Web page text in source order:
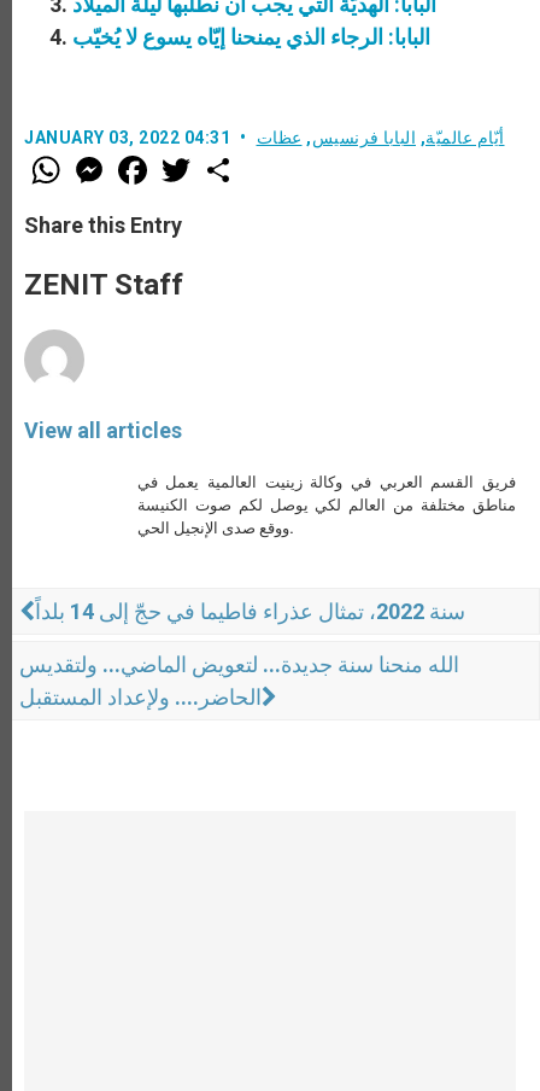
البابا: الرجاء الذي يمنحنا إيّاه يسوع لا يُخيّب
JANUARY 03, 2022 04:31 أيّام عالميّة, البابا فرنسيس, عظات
W
h
t
s
p
p
M
e
s
e
g
e
F
a
e
b
o
k
w
Share this Entry
ZENIT Staff
View all articles
فريق القسم العربي في وكالة زينيت العالمية يعمل في
مناطق مختلفة من العالم لكي يوصل لكم صوت الكنيسة
ووقع صدى الإنجيل الحي.
سنة 2022، تمثال عذراء فاطيما في حجّ إلى 14 بلداً
الله منحنا سنة جديدة... لتعويض الماضي... ولتقديس
الحاضر.... ولإعداد المستقبل